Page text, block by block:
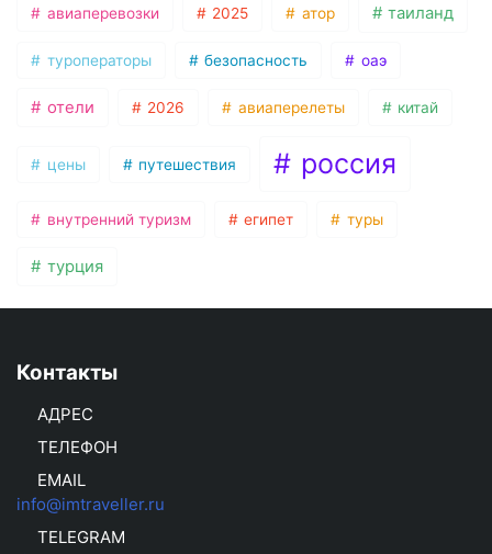
авиаперевозки 2025 атор таиланд
туроператоры безопасность оаэ
отели 2026 авиаперелеты китай
цены путешествия россия
внутренний туризм египет туры
турция
Контакты
АДРЕС
ТЕЛЕФОН
EMAIL
info@imtraveller.ru
TELEGRAM